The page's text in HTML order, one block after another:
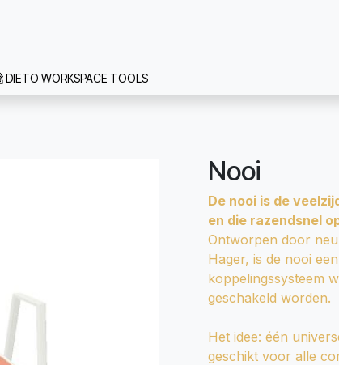
DIETO WORKSPACE TOOLS
Nooi
De nooi is de
en die razendsnel
Ontworpen door
Hager, is de nooi
koppelingssysteem
geschakeld worden.
Het idee: één
geschikt voor alle